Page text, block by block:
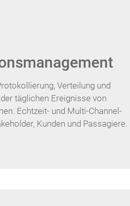
Verteilung und
täglichen Ereignisse von
Echtzeit- und Multi-Channel-
Kunden und Passagiere.